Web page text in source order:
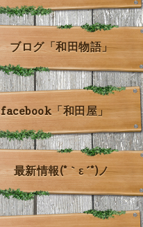
ブログ「和田物語」
facebook「和田屋」
最新情報(*｀ε´*)ノ